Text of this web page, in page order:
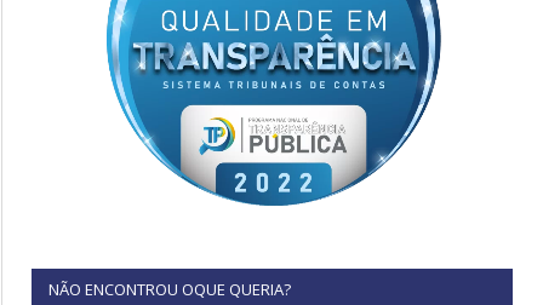
NÃO ENCONTROU OQUE QUERIA?